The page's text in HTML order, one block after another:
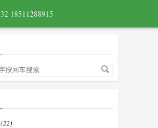
18511288915
(22)